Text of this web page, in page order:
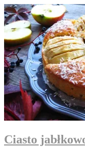
Ciasto